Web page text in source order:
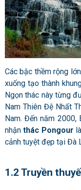
Các bậc thềm rộng
xuống tạo thành
Ngọn thác này từng
Nam Thiên Đệ Nhất
Nam. Đến năm 2000,
nhậnthác Pongour
cảnh tuyệt đẹp tại Đà
1.2 Truyền